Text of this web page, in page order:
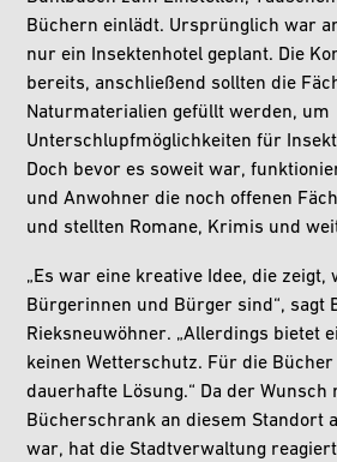
Büchern einlädt. Ursprünglich war
nur ein Insektenhotel geplant. Die
bereits, anschließend sollten die
Naturmaterialien gefüllt werden, um
Unterschlupfmöglichkeiten für
Doch bevor es soweit war,
und Anwohner die noch offenen
und stellten Romane, Krimis und
„Es war eine kreative Idee, die zeigt,
Bürgerinnen und Bürger sind“, sagt
Rieksneuwöhner. „Allerdings bietet
keinen Wetterschutz. Für die
dauerhafte Lösung.“ Da der Wunsch
Bücherschrank an diesem Standort
war, hat die Stadtverwaltung